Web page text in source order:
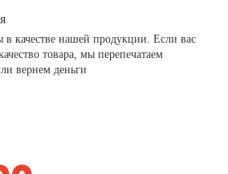
качестве нашей продукции. Если вас
товара, мы перепечатаем
вернем деньги